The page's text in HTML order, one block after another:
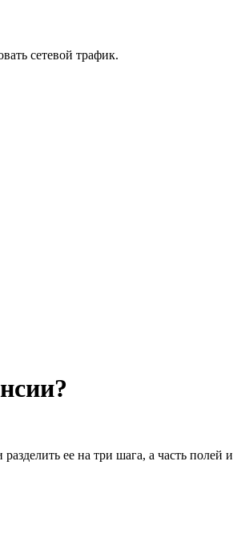
сетевой трафик.
ее на три шага, а часть полей и